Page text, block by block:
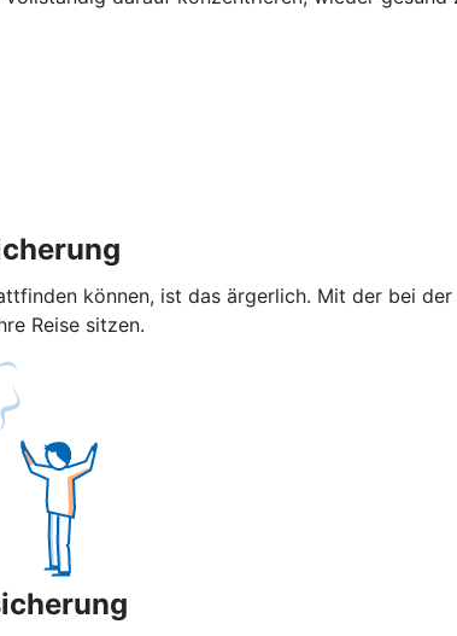
können, ist das ärgerlich. Mit der bei
Reise sitzen.